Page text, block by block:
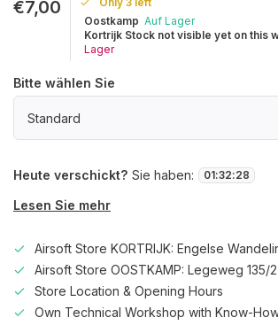
€7,00
Oostkamp Auf Lager
Kortrijk Stock not visible yet on this
Lager
Bitte wählen Sie
Standard
Heute verschickt? Sie haben: 01:32:28
Lesen Sie mehr
Airsoft Store KORTRIJK: Engelse
Airsoft Store OOSTKAMP: Legeweg 135/
Store Location & Opening Hours
Own Technical Workshop with Know-